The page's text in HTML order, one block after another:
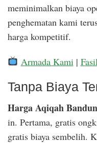
meminimalkan biaya
penghematan kami
harga kompetitif.
Armada Kami |
Tanpa Biaya
Harga Aqiqah
in. Pertama, gratis
gratis biaya sembelih.